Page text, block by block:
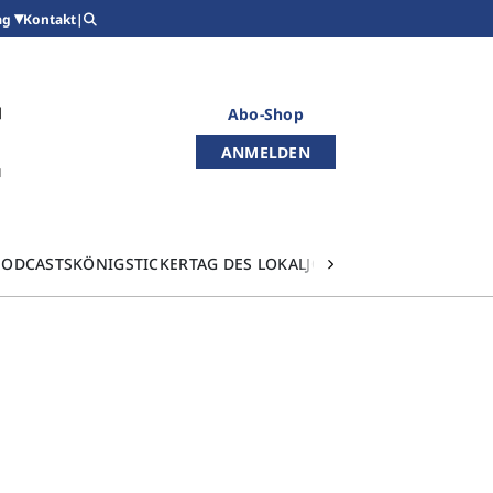
Kontakt|
Abo-Shop
ANMELDEN
KÖNIGSTICKERTAG DES LOKALJOURNALISMUS